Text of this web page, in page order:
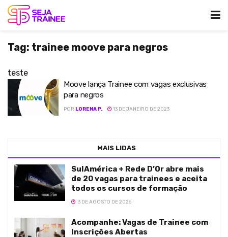
Tag: trainee moove para negros
teste
Moove lança Trainee com vagas exclusivas
para negros
POR LORENA P. 13 DE JANEIRO DE 2023
MAIS LIDAS
SulAmérica + Rede D’Or abre mais
de 20 vagas para trainees e aceita
todos os cursos de formação
3 DE AGOSTO DE 2026
Acompanhe: Vagas de Trainee com
Inscrições Abertas